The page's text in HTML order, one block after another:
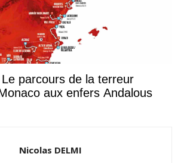
parcours de la terreur
aux enfers Andalous
Nicolas DELMI